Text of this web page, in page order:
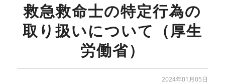
救急救命士の特定行為の
取り扱いについて（厚生
労働省）
2024年01月05日